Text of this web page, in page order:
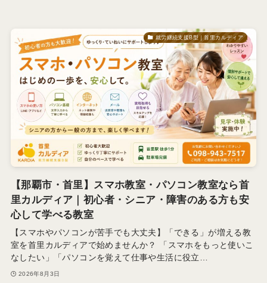
就労継続支援B型｜首里カルディア
【那覇市・首里】スマホ教室・パソコン教室なら首
里カルディア｜初心者・シニア・障害のある方も安
心して学べる教室
【スマホやパソコンが苦手でも大丈夫】「できる」が増える教
室を首里カルディアで始めませんか？ 「スマホをもっと使いこ
なしたい」「パソコンを覚えて仕事や生活に役立…
2026年8月3日